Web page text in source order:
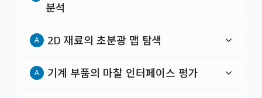
분석
A 2D 재료의 초분광 맵 탐색
A 기계 부품의 마찰 인터페이스 평가